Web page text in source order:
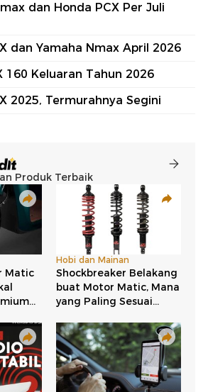
dan Honda PCX Per Juli
dan Yamaha Nmax April 2026
160 Keluaran Tahun 2026
2025, Termurahnya Segini